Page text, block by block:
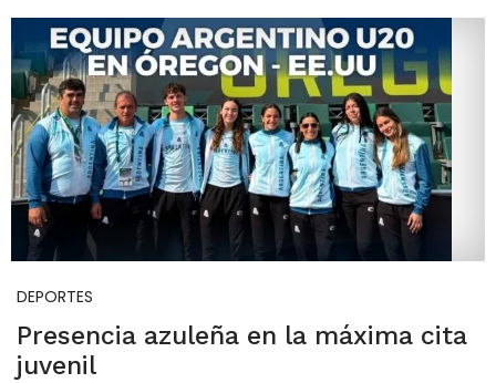
DEPORTES
Presencia azuleña en la máxima cita
juvenil